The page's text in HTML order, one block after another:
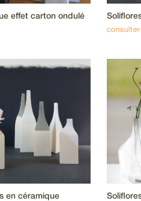
effet carton ondulé
consulter
en céramique